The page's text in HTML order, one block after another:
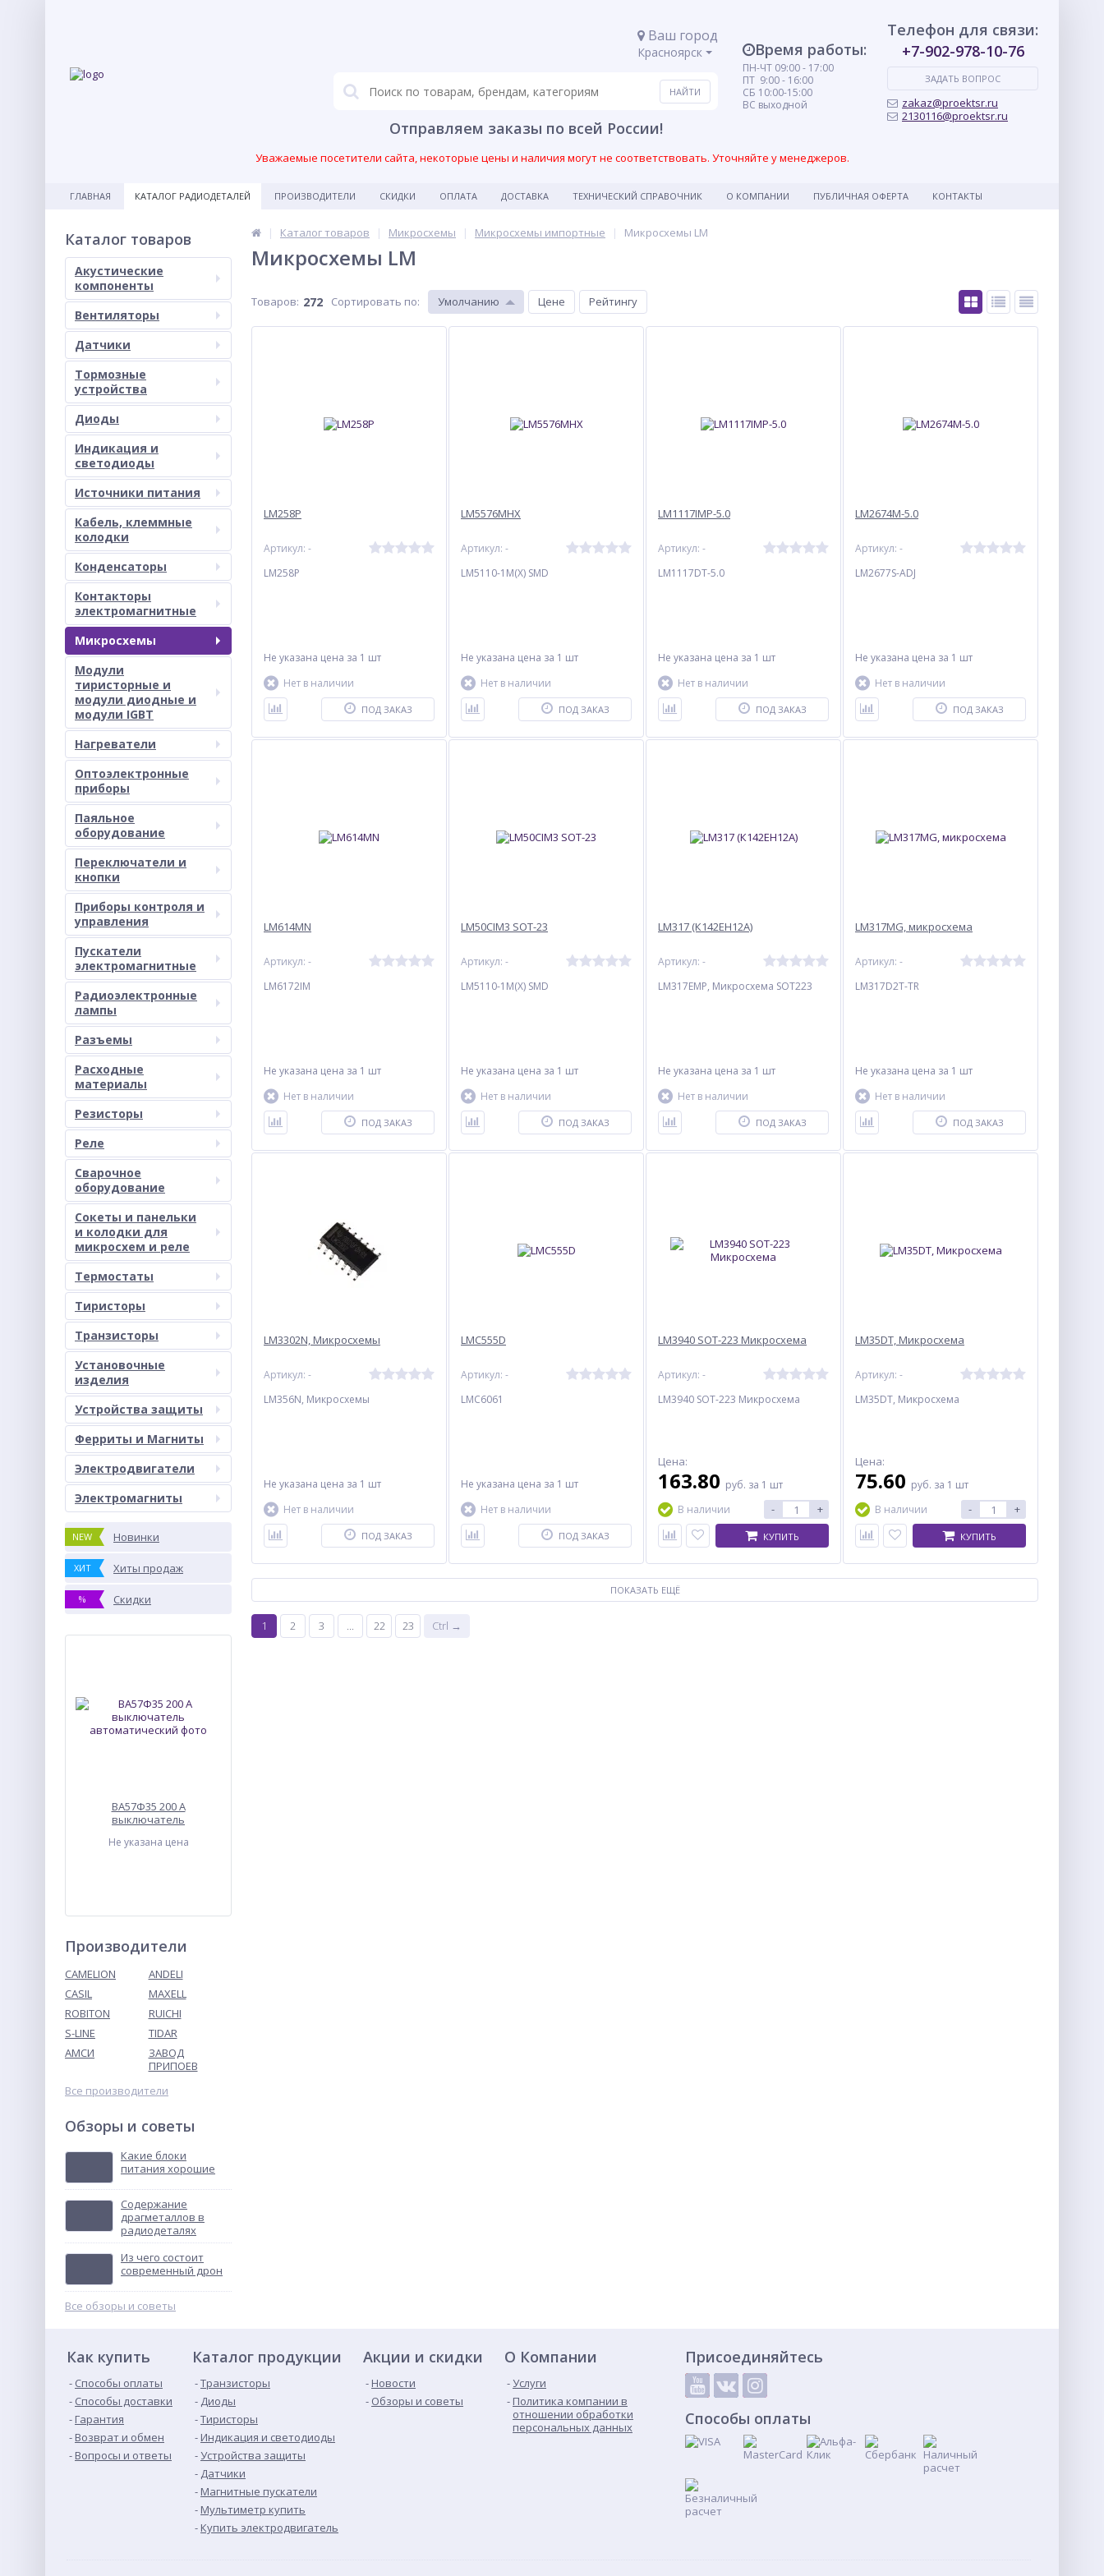
Ваш город
Красноярск
Отправляем заказы по всей России!
Время работы:
ПН-ЧТ 09:00 - 17:00
ПТ 9:00 - 16:00
СБ 10:00-15:00
ВС выходной
Телефон для связи:
+7-902-978-10-76
ЗАДАТЬ ВОПРОС
zakaz@proektsr.ru
2130116@proektsr.ru
Уважаемые посетители сайта, некоторые цены и наличия могут не соответствовать. Уточняйте у менеджеров.
ГЛАВНАЯ КАТАЛОГ РАДИОДЕТАЛЕЙ ПРОИЗВОДИТЕЛИ СКИДКИ ОПЛАТА ДОСТАВКА ТЕХНИЧЕСКИЙ СПРАВОЧНИК О КОМПАНИИ ПУБЛИЧНАЯ ОФЕРТА КОНТАКТЫ
Каталог товаров
Акустические
компоненты
Вентиляторы
Датчики
Тормозные
устройства
Диоды
Индикация и
светодиоды
Источники питания
Кабель, клеммные
колодки
Конденсаторы
Контакторы
электромагнитные
Микросхемы
Модули
тиристорные и
модули диодные и
модули IGBT
Нагреватели
Оптоэлектронные
приборы
Паяльное
оборудование
Переключатели и
кнопки
Приборы контроля и
управления
Пускатели
электромагнитные
Радиоэлектронные
лампы
Разъемы
Расходные
материалы
Резисторы
Реле
Сварочное
оборудование
Сокеты и панельки
и колодки для
микросхем и реле
Термостаты
Тиристоры
Транзисторы
Установочные
изделия
Устройства защиты
Ферриты и Магниты
Электродвигатели
Электромагниты
NEW Новинки
ХИТ Хиты продаж
% Скидки
ВА57Ф35 200 А
выключатель
Не указана цена
ТВУ-12В тональное
вызывное устройство
Не указана цена
Контактор
ПМЛ-4160ДМ-80А-220АС-
УХЛ4-Б
Не указана цена
Производители
CAMELION
ANDELI
CASIL
MAXELL
ROBITON
RUICHI
S-LINE
TIDAR
АМСИ
ЗАВОД
ПРИПОЕВ
Все производители
Обзоры и советы
Какие блоки
питания хорошие
Содержание
драгметаллов в
радиодеталях
Из чего состоит
современный дрон
Все обзоры и советы
Каталог товаров Микросхемы Микросхемы импортные Микросхемы LM
Микросхемы LM
Товаров: 272 Сортировать по: Умолчанию Цене Рейтингу
LM258P
Артикул: -
LM258P
Не указана цена за 1 шт
Нет в наличии
ПОД ЗАКАЗ
LM5576MHX
Артикул: -
LM5110-1M(X) SMD
Не указана цена за 1 шт
Нет в наличии
ПОД ЗАКАЗ
LM1117IMP-5.0
Артикул: -
LM1117DT-5.0
Не указана цена за 1 шт
Нет в наличии
ПОД ЗАКАЗ
LM2674M-5.0
Артикул: -
LM2677S-ADJ
Не указана цена за 1 шт
Нет в наличии
ПОД ЗАКАЗ
LM614MN
Артикул: -
LM6172IM
Не указана цена за 1 шт
Нет в наличии
ПОД ЗАКАЗ
LM50CIM3 SOT-23
Артикул: -
LM5110-1M(X) SMD
Не указана цена за 1 шт
Нет в наличии
ПОД ЗАКАЗ
LM317 (К142ЕН12А)
Артикул: -
LM317EMP, Микросхема SOT223
Не указана цена за 1 шт
Нет в наличии
ПОД ЗАКАЗ
LM317MG, микросхема
Артикул: -
LM317D2T-TR
Не указана цена за 1 шт
Нет в наличии
ПОД ЗАКАЗ
LM3302N, Микросхемы
Артикул: -
LM356N, Микросхемы
Не указана цена за 1 шт
Нет в наличии
ПОД ЗАКАЗ
LMC555D
Артикул: -
LMC6061
Не указана цена за 1 шт
Нет в наличии
ПОД ЗАКАЗ
LM3940 SOT-223 Микросхемa
Артикул: -
LM3940 SOT-223 Микросхемa
Цена:
163.80 руб. за 1 шт
В наличии
- +
КУПИТЬ
LM35DT, Микросхемa
Артикул: -
LM35DT, Микросхемa
Цена:
75.60 руб. за 1 шт
В наличии
- +
КУПИТЬ
ПОКАЗАТЬ ЕЩЁ
1 2 3 ... 22 23 Ctrl →
Как купить
Способы оплаты
Способы доставки
Гарантия
Возврат и обмен
Вопросы и ответы
Каталог продукции
Транзисторы
Диоды
Тиристоры
Индикация и светодиоды
Устройства защиты
Датчики
Магнитные пускатели
Мультиметр купить
Купить электродвигатель
Акции и скидки
Новости
Обзоры и советы
О Компании
Услуги
Политика компании в
отношении обработки
персональных данных
Присоединяйтесь
Способы оплаты